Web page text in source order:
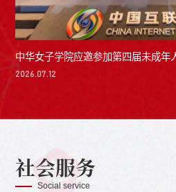
中华女子学院应邀参加第四届未成年
2026.07.12
社会服务
Social service